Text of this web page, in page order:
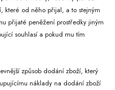
které od něho přijal, a to stejným
přijaté peněžení prostředky jiným
souhlasí a pokud mu tím
způsob dodání zboží, který
náklady na dodání zboží